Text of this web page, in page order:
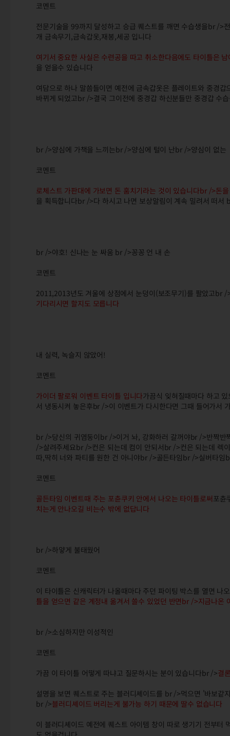
코멘트
전문기술을 99까지 달성하고 승급 퀘스트를 깨면 수습생을br /
개 금속무기,금속갑옷,재봉,세공 입니다
여기서 중요한 사실은 수련공을 따고 취소한다음에도 타이틀은
을 얻을수 있습니다
여담으로 하나 말씀들이면 예전에 금속갑옷은 플레이트와 중경
바뀌게 되었고br />결국 그이전에 중경갑 하신분들만 중경갑 수
br />양심에 가책을 느끼는br />양심에 털이 난br />양심이 없는
코멘트
로체스트 가판대에 가보면 돈 훔치기라는 것이 있습니다br />돈
을 획득합니다br />다 하시고 나면 보상알림이 계속 밀려서 떠
br />야호! 신나는 눈 싸움 br />꽁꽁 언 내 손
코멘트
2011,2013년도 겨울에 상점에서 눈덩이(보조무기)를 팔았고br
기다리시면 할지도 모릅니다
내 실력, 녹슬지 않았어!
코멘트
가이더 팔로워 이벤트 타이틀 입니다가끔식 잊혀질때마다 하고
서 냉동시켜 놓은후br />이 이벤트가 다시한다면 그때 들어가서
br />당신의 귀염둥이br />이거 놔, 강화하러 갈꺼야br />반짝
/>살려주세요br />컨은 되는데 컴이 안되서br />컨은 되는데 렉
따,딱히 너와 파티를 원한 건 아니야br />골든타임br />실버타
코멘트
골든타임 이벤트때 주는 포츈쿠키 안에서 나오는 타이틀로써 포츈
치는게 안나오길 비는수 밖에 없답니다
br />하얗게 불태웠어
코멘트
이 타이틀은 신캐릭터가 나올때마다 주던 파이팅 박스를 열면
틀을 얻으면 같은 계정내 옮겨서 쓸수 있었던 반면br />지금나온
br />소심하지만 이성적인
코멘트
가끔 이 타이틀 어떻게 따냐고 질문하시는 분이 있습니다br />결
설명을 보면 퀘스트로 주는 블러디셰이드를 br />먹으면 '바보
br />블러디셰이드 버리는게 불가능 하기 때문에 딸수 없습니다
이 블러디셰이드 예전에 퀘스트 아이템 창이 따로 생기기 전부